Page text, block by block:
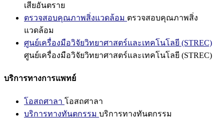
เสียอันตราย
ตรวจสอบคุณภาพสิ่งแวดล้อม ตรวจสอบคุณภาพสิ่ง
แวดล้อม
ศูนย์เครื่องมือวิจัยวิทยาศาสตร์และเทคโนโลยี (STREC)
ศูนย์เครื่องมือวิจัยวิทยาศาสตร์และเทคโนโลยี (STREC)
บริการทางการแพทย์
โอสถศาลา โอสถศาลา
บริการทางทันตกรรม บริการทางทันตกรรม